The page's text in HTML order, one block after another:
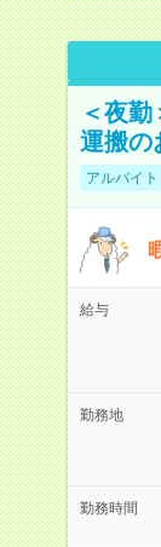
＜夜
運搬の
アルバイト
給与
勤務地
勤務時間